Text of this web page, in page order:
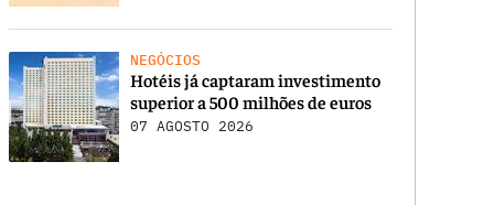
NEGÓCIOS
Hotéis já captaram investimento
superior a 500 milhões de euros
07 AGOSTO 2026